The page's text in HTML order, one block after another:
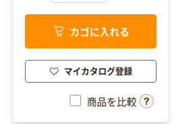
カゴに入れる
マイカタログ登録
商品を比較